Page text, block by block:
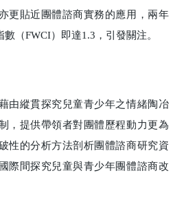
更貼近團體諮商實務的應用，兩年
（FWCI）即達1.3，引發關注。
縱貫探究兒童青少年之情緒陶冶
，提供帶領者對團體歷程動力更為
性的分析方法剖析團體諮商研究資
際間探究兒童與青少年團體諮商改